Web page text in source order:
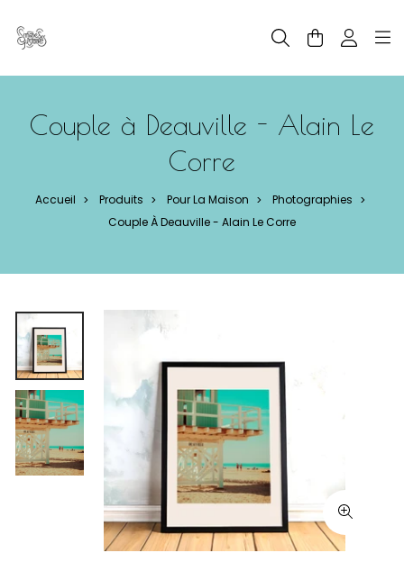
Couple à Deauville - Alain Le
Corre
Accueil > Produits > Pour La Maison > Photographies >
Couple À Deauville - Alain Le Corre